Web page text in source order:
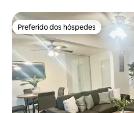
Preferido dos hóspedes
Preferido dos hóspedes